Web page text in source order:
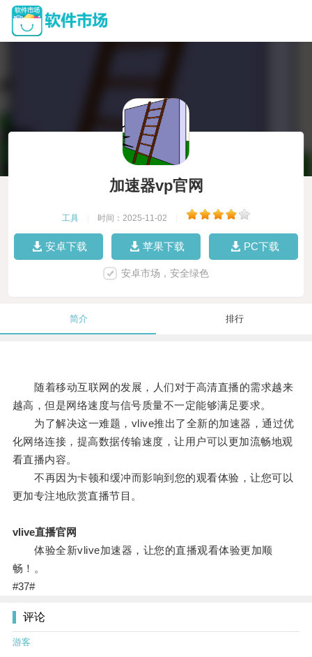
加速器vp官网
工具 时间：2025-11-02
安卓下载 苹果下载 PC下载
安卓市场，安全绿色
简介 排行
随着移动互联网的发展，人们对于高清直播的需求越来
越高，但是网络速度与信号质量不一定能够满足要求。
为了解决这一难题，vlive推出了全新的加速器，通过优
化网络连接，提高数据传输速度，让用户可以更加流畅地观
看直播内容。
不再因为卡顿和缓冲而影响到您的观看体验，让您可以
更加专注地欣赏直播节目。
vlive直播官网
体验全新vlive加速器，让您的直播观看体验更加顺
畅！。
#37#
评论
游客